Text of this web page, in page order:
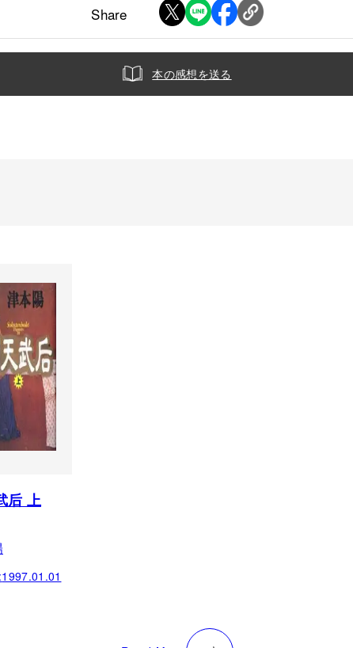
Share
本の感想を送る
后 上
1997.01.01